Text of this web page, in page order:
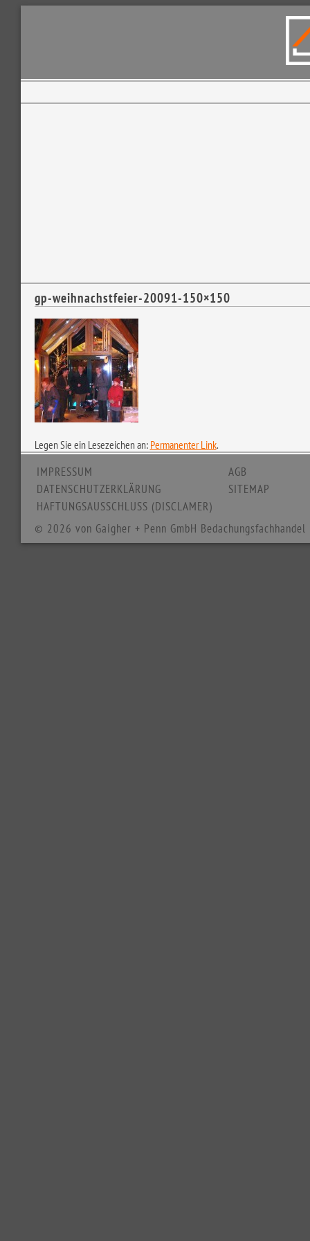
gp-weihnachstfeier-20091-150×150
Legen Sie ein Lesezeichen an: Permanenter Link.
IMPRESSUM
DATENSCHUTZERKLÄRUNG
HAFTUNGSAUSSCHLUSS (DISCLAMER)
AGB
SITEMAP
© 2026 von Gaigher + Penn GmbH Bedachungsfachhandel